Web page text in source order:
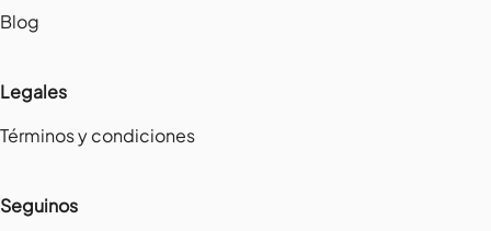
Blog
Legales
Términos y condiciones
Seguinos